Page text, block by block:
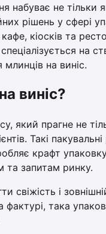
набуває не тільки
рішень у сфері
кіосків та
на
на виніс.
виніс?
який прагне не
Такі пакувальні
крафт
та запитам ринку.
свіжість і
така